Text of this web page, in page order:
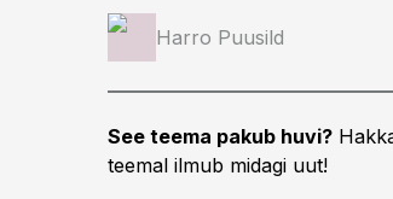
Harro Puusild
See teema pakub huvi?
teemal ilmub midagi uut!